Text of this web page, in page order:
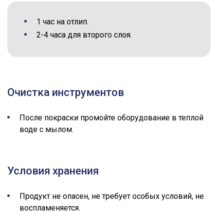
1 час на отлип.
2-4 часа для второго слоя.
Очистка инструментов
После покраски промойте оборудование в теплой
воде с мылом.
Условия хранения
Продукт не опасен, не требует особых условий, не
воспламеняется.